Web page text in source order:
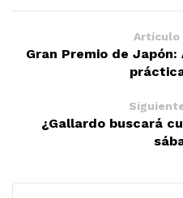
Artículo
Gran Premio de
¿Gallardo buscará